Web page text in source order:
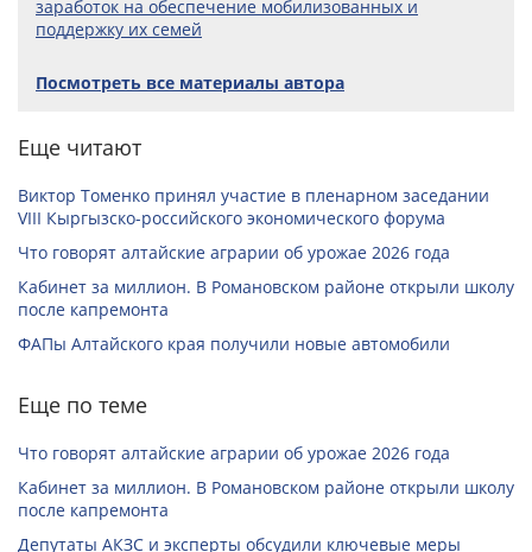
заработок на обеспечение мобилизованных и
поддержку их семей
Посмотреть все материалы автора
Еще читают
Виктор Томенко принял участие в пленарном заседании
VIII Кыргызско-российского экономического форума
Что говорят алтайские аграрии об урожае 2026 года
Кабинет за миллион. В Романовском районе открыли школу
после капремонта
ФАПы Алтайского края получили новые автомобили
Еще по теме
Что говорят алтайские аграрии об урожае 2026 года
Кабинет за миллион. В Романовском районе открыли школу
после капремонта
Депутаты АКЗС и эксперты обсудили ключевые меры